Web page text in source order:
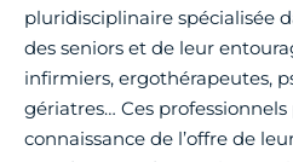
pluridisciplinaire spécialisée
des seniors et de leur
infirmiers, ergothérapeutes,
gériatres… Ces
connaissance de l’offre de